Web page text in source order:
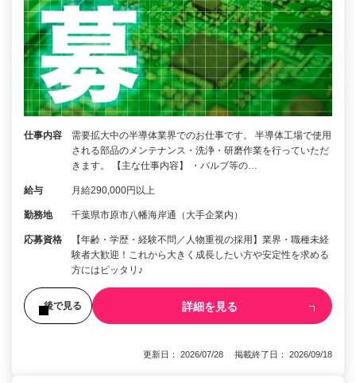
仕事内容
需要拡大中の半導体業界でのお仕事です。 半導体工場で使用
される部品のメンテナンス・洗浄・研磨作業を行っていただ
きます。 【主な仕事内容】 ・バルブ等の…
給与 月給290,000円以上
勤務地 千葉県市原市八幡海岸通（大手企業内）
応募資格
【年齢・学歴・経験不問／人物重視の採用】業界・職種未経
験者大歓迎！これから大きく成長したい方や安定性を求める
方にはピッタリ♪
後で見る 詳細を見る
更新日： 2026/07/28 掲載終了日： 2026/09/18